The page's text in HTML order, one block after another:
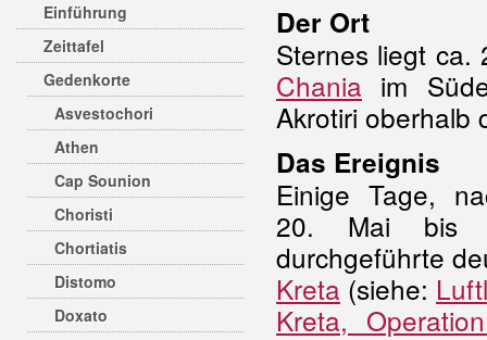
Einführung
Zeittafel
Gedenkorte
Asvestochori
Athen
Cap Sounion
Choristi
Chortiatis
Distomo
Doxato
Der Ort
Sternes liegt ca.
Chania im
Akrotiri oberhalb
Das Ereignis
Einige Tage,
20. Mai bis
durchgeführte
Kreta (siehe:
Kreta,